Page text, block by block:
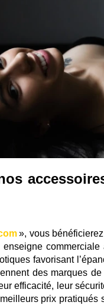
», vous
favorisant
des marques
efficacité, leur
prix